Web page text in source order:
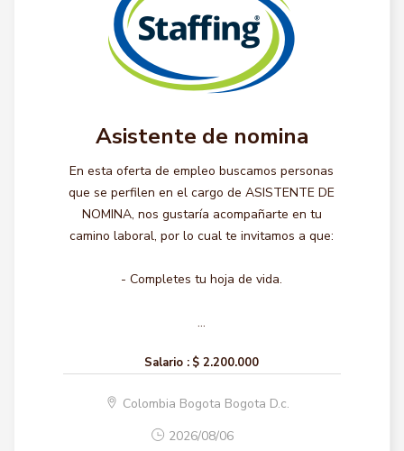
Asistente de nomina
En esta oferta de empleo buscamos personas
que se perfilen en el cargo de ASISTENTE DE
NOMINA, nos gustaría acompañarte en tu
camino laboral, por lo cual te invitamos a que:
- Completes tu hoja de vida.
...
Salario : $ 2.200.000
Colombia Bogota Bogota D.c.
2026/08/06